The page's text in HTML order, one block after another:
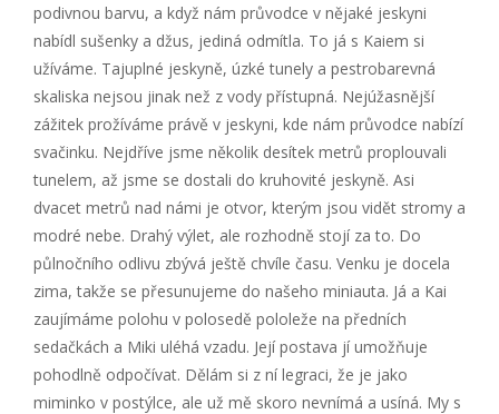
podivnou barvu, a když nám průvodce v nějaké jeskyni
nabídl sušenky a džus, jediná odmítla. To já s Kaiem si
užíváme. Tajuplné jeskyně, úzké tunely a pestrobarevná
skaliska nejsou jinak než z vody přístupná. Nejúžasnější
zážitek prožíváme právě v jeskyni, kde nám průvodce nabízí
svačinku. Nejdříve jsme několik desítek metrů proplouvali
tunelem, až jsme se dostali do kruhovité jeskyně. Asi
dvacet metrů nad námi je otvor, kterým jsou vidět stromy a
modré nebe. Drahý výlet, ale rozhodně stojí za to. Do
půlnočního odlivu zbývá ještě chvíle času. Venku je docela
zima, takže se přesunujeme do našeho miniauta. Já a Kai
zaujímáme polohu v polosedě pololeže na předních
sedačkách a Miki uléhá vzadu. Její postava jí umožňuje
pohodlně odpočívat. Dělám si z ní legraci, že je jako
miminko v postýlce, ale už mě skoro nevnímá a usíná. My s